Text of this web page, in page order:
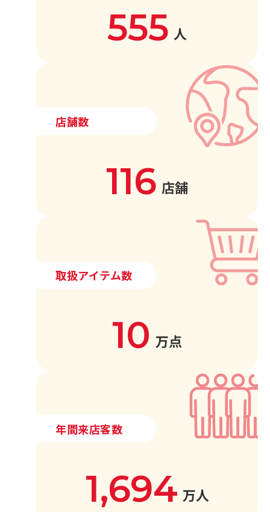
555 人
店舗数
116 店舗
取扱アイテム数
10 万点
年間来店客数
1,694 万人